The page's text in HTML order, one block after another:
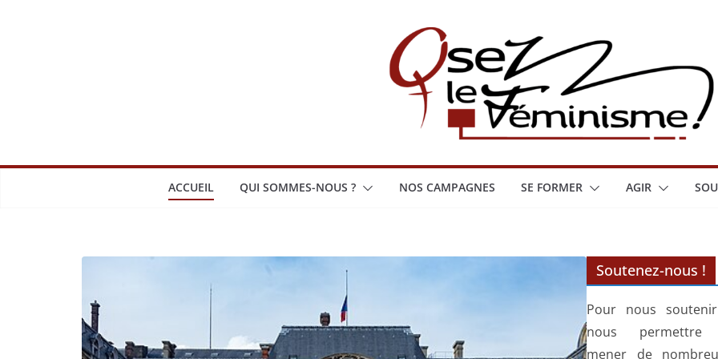
ACCUEIL QUI SOMMES-NOUS ? NOS CAMPAGNES SE FORMER AGIR
Soutenez-nous !
Pour nous
nous permettre
mener de